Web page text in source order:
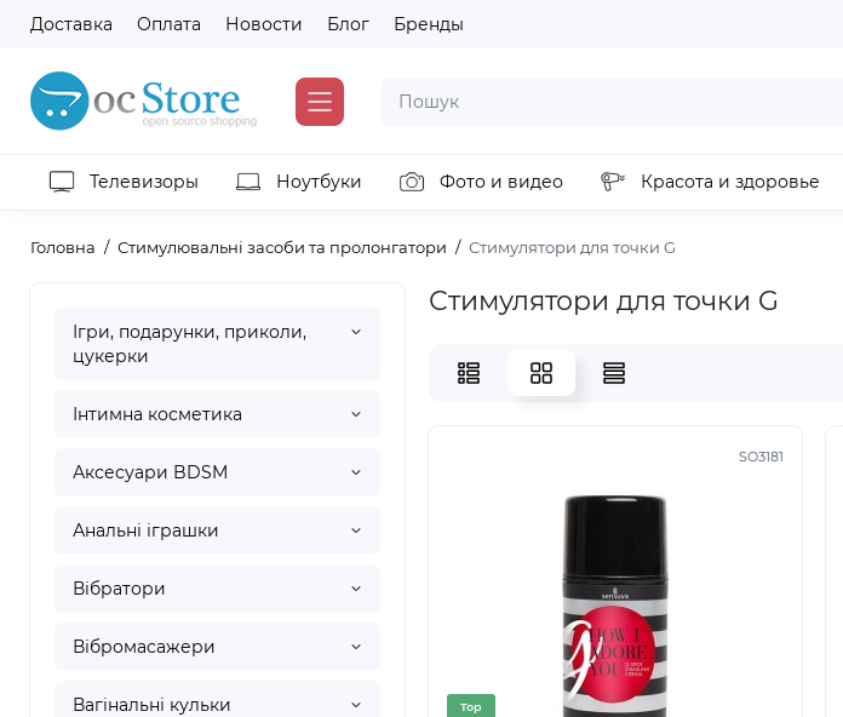
Доставка Оплата Новости Блог Бренды
Телевизоры Ноутбуки Фото и видео Красота и здоровье
Головна Стимулювальні засоби та пролонгатори Стимулятори для точки G
Ігри, подарунки, приколи,
цукерки
Інтимна косметика
Аксесуари BDSM
Анальні іграшки
Вібратори
Вібромасажери
Вагінальні кульки
Стимулятори для точки G
SO3181
Top